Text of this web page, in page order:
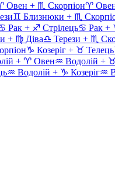
Овен + ♏ Скорпіон♈
♊ Близнюки + ♏
Рак + ♐ Стрілець♋ Рак +
+ ♍ Діва♎ Терези + ♏
♑ Козеріг + ♉ Телець
+ ♈ Овен♒ Водолій + ♉
♒ Водолій + ♑ Козеріг♒